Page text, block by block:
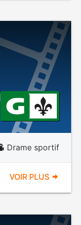
Drame sportif
VOIR PLUS